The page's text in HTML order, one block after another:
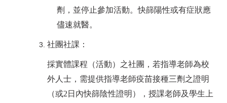
劑，並停止參加活動。快篩陽性或有症狀應
儘速就醫。
社團社課：
採實體課程（活動）之社團，若指導老師為校
外人士，需提供指導老師疫苗接種三劑之證明
（或2日內快篩陰性證明），授課老師及學生上